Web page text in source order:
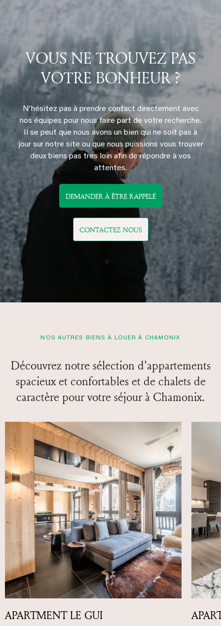
VOUS NE TROUVEZ PAS
VOTRE BONHEUR ?
N'hésitez pas à prendre contact directement avec
nos équipes pour nous faire part de votre recherche.
Il se peut que nous avons un bien qui ne soit pas à
jour sur notre site ou que nous puissions vous trouver
deux biens pas tres loin afin de répondre à vos
attentes.
DEMANDER À ÊTRE RAPPELÉ
CONTACTEZ NOUS
NOS AUTRES BIENS À LOUER À CHAMONIX
Découvrez notre sélection d'appartements
spacieux et confortables et de chalets de
caractère pour votre séjour à Chamonix.
APARTMENT LE GUI